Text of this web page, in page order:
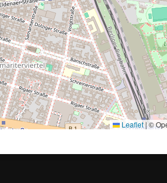
Leaflet|©